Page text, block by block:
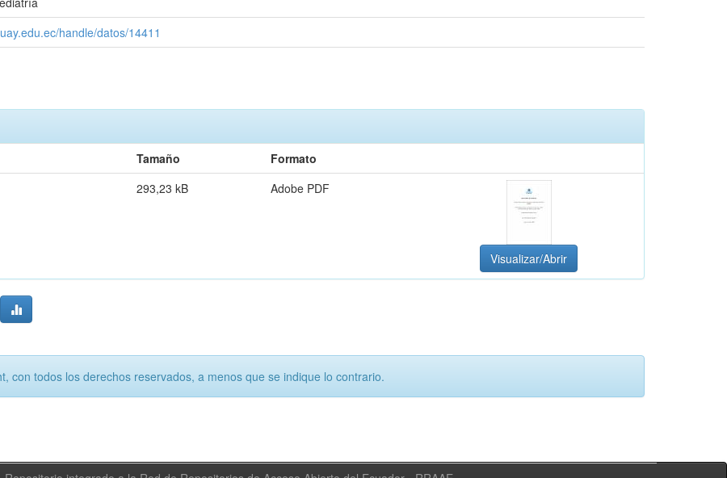
handle/datos/14411
Tamaño
Formato
293,23 kB Adobe PDF
Visualizar/Abrir
con todos los derechos reservados, a menos que se indique lo contrario.